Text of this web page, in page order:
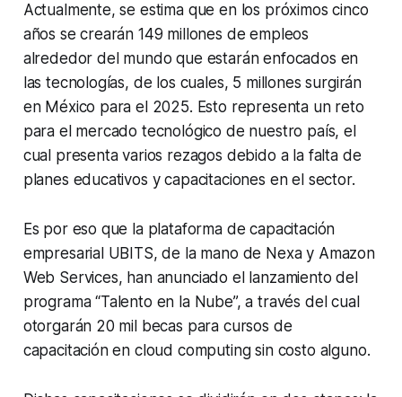
Actualmente, se estima que en los próximos cinco
años se crearán 149 millones de empleos
alrededor del mundo que estarán enfocados en
las tecnologías, de los cuales, 5 millones surgirán
en México para el 2025. Esto representa un reto
para el mercado tecnológico de nuestro país, el
cual presenta varios rezagos debido a la falta de
planes educativos y capacitaciones en el sector.
Es por eso que la plataforma de capacitación
empresarial UBITS, de la mano de Nexa y Amazon
Web Services, han anunciado el lanzamiento del
programa “Talento en la Nube”, a través del cual
otorgarán 20 mil becas para cursos de
capacitación en cloud computing sin costo alguno.